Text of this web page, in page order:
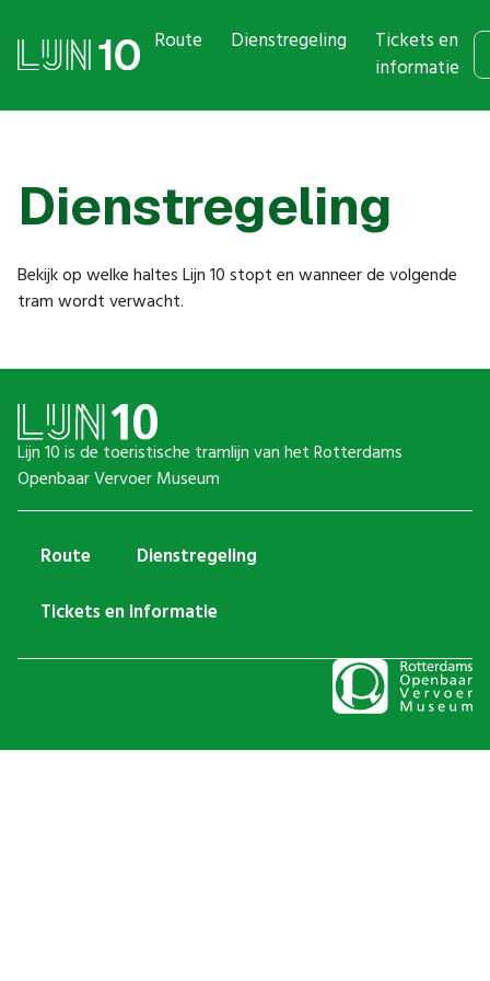
Route Dienstregeling
Tickets en
informatie
Dienstregeling
Bekijk op welke haltes Lijn 10 stopt en wanneer de volgende
tram wordt verwacht.
Lijn 10 is de toeristische tramlijn van het Rotterdams
Openbaar Vervoer Museum
Route
Dienstregeling
Tickets en informatie